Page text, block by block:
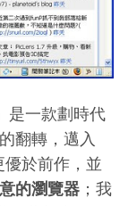
是一款劃時代
翻轉，邁入
於前作，並
的瀏覽器 ；我